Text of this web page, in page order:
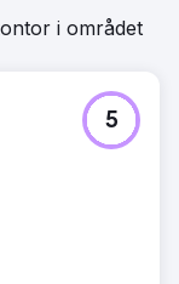
i området
5